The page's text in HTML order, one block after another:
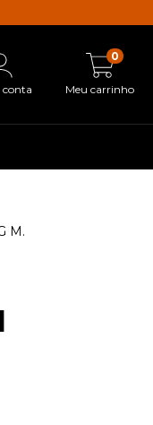
conta Meu carrinho
0
M.